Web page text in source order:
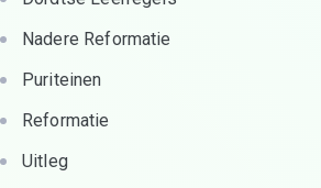
Nadere Reformatie
Puriteinen
Reformatie
Uitleg